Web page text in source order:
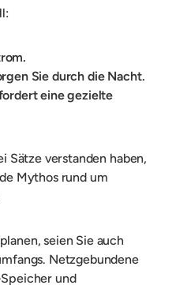
Sie durch die Nacht.
eine gezielte
Sätze verstanden haben,
Mythos rund um
seien Sie auch
Netzgebundene
und